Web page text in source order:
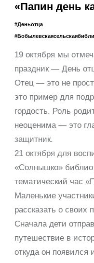
«Папин день
#Деньотца
19 октября мы
праздник — День
Отец — это не
это пример для
гордость. Роль
неоценима — это
защитник.
21 октября для
«Солнышко»
тематический час
Маленькие
рассказать о своих
Сначала дети
путешествие в
откуда он появился